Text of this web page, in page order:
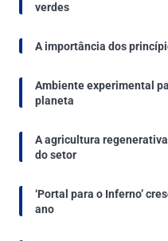
verdes
A importância dos
Ambiente experimental
planeta
A agricultura
do setor
‘Portal para o Inferno’
ano